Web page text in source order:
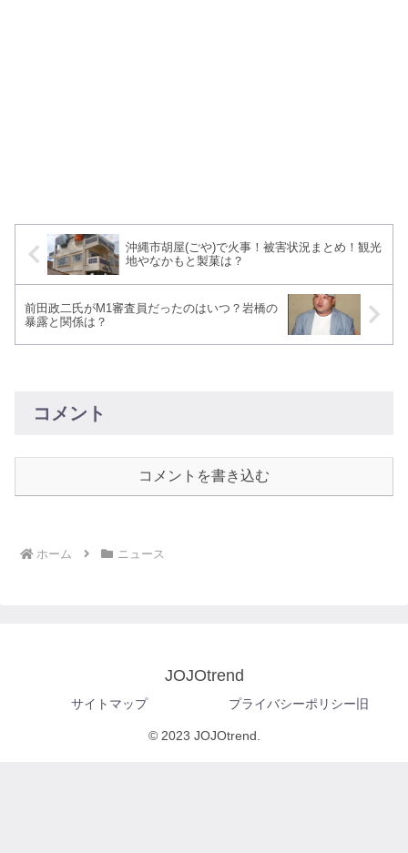
沖縄市胡屋(ごや)で火事！被害状況まとめ！観光
地やなかもと製菓は？
前田政二氏がM1審査員だったのはいつ？岩橋の
暴露と関係は？
コメント
コメントを書き込む
ホーム ニュース
JOJOtrend
サイトマップ プライバシーポリシー旧
© 2023 JOJOtrend.